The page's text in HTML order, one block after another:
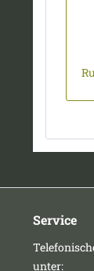
Service
unter: